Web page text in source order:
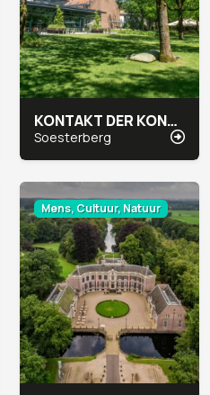
KONTAKT DER KONTINENTEN
Soesterberg
Mens, Cultuur, Natuur